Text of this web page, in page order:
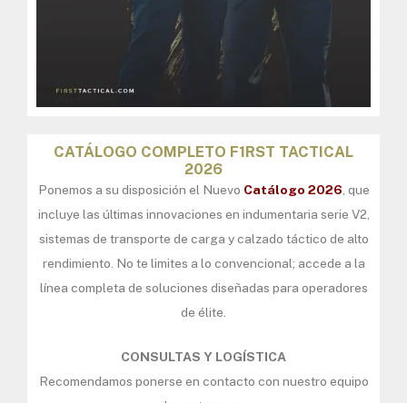
CATÁLOGO COMPLETO F1RST TACTICAL
2026
Ponemos a su disposición el Nuevo Catálogo 2026 , que
incluye las últimas innovaciones en indumentaria serie V2,
sistemas de transporte de carga y calzado táctico de alto
rendimiento. No te limites a lo convencional; accede a la
línea completa de soluciones diseñadas para operadores
de élite.
CONSULTAS Y LOGÍSTICA
Recomendamos ponerse en contacto con nuestro equipo